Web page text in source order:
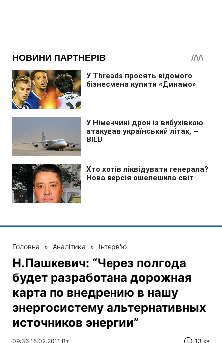
Головна » Аналітика » Інтерв'ю
Н.Пашкевич: “Через полгода
будет разработана дорожная
карта по внедрению в нашу
энергосистему альтернативных
источников энергии”
09:36 15.02.2011 Вт 13 хв